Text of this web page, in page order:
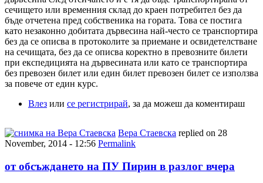
сечището или временния склад до краен потребител без да
бъде отчетена пред собственика на гората. Това се постига
като незаконно добитата дървесина най-често се транспортира
без да се описва в протоколите за приемане и освидетелстване
на сечищата, без да се описва коректно в превозните билети
при експедицията на дървесината или като се транспортира
без превозен билет или един билет превозен билет се използва
за повече от един курс.
Влез или се регистрирай, за да можеш да коментираш
Вера Стаевска replied on 28
November, 2014 - 12:56 Permalink
от обсъждането на ПУ Пирин в разлог вчера